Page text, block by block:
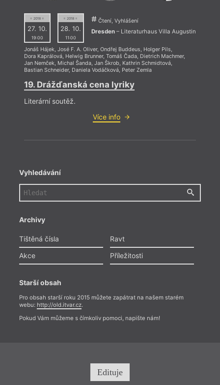
= 2018 =
27. 10.
19:00
= 2018 =
28. 10.
11:00
Čtení, Vyhlášení
Dresden– Literaturhaus Villa Augustin
Jonáš Hájek, José F. A. Oliver, Ondřej Buddeus, Holger Pils,
Dora Kaprálová, Helwig Brunner, Tomáš Čada, Dietrich Machmer,
Jan Nemček, Michal Šanda, Jan Škrob, Kathrin Schmidtová,
Bastian Schneider, Daniela Vodáčková, Peter Zemla
19. Drážďanská cena lyriky
Literární soutěž.
Více info
Vyhledávání
Archivy
Tištěná čísla
Ravt
Akce
Příležitosti
Starší obsah
Pro obsah starší roku 2015 můžete zapátrat na našem starém
webu: http://old.itvar.cz.
Pokud Vám můžeme s čímkoliv pomoci, napište nám!
Edituje